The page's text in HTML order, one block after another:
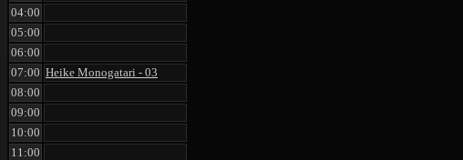
04:00
05:00
06:00
07:00 Heike Monogatari - 03
08:00
09:00
10:00
11:00